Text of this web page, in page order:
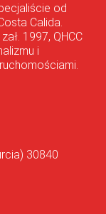
od
Calida.
1997, QHCC
i
30840